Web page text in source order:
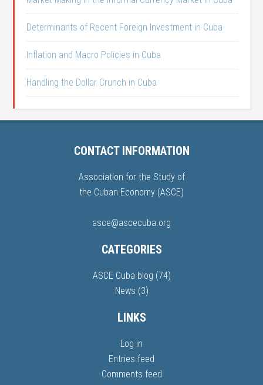
Determinants of Recent Foreign Investment in Cuba
Inflation and Macro Policies in Cuba
Handling the Dollar Crunch in Cuba
CONTACT INFORMATION
Association for the Study of
the Cuban Economy (ASCE)
asce@ascecuba.org
CATEGORIES
ASCE Cuba blog (74)
News (3)
LINKS
Log in
Entries feed
Comments feed